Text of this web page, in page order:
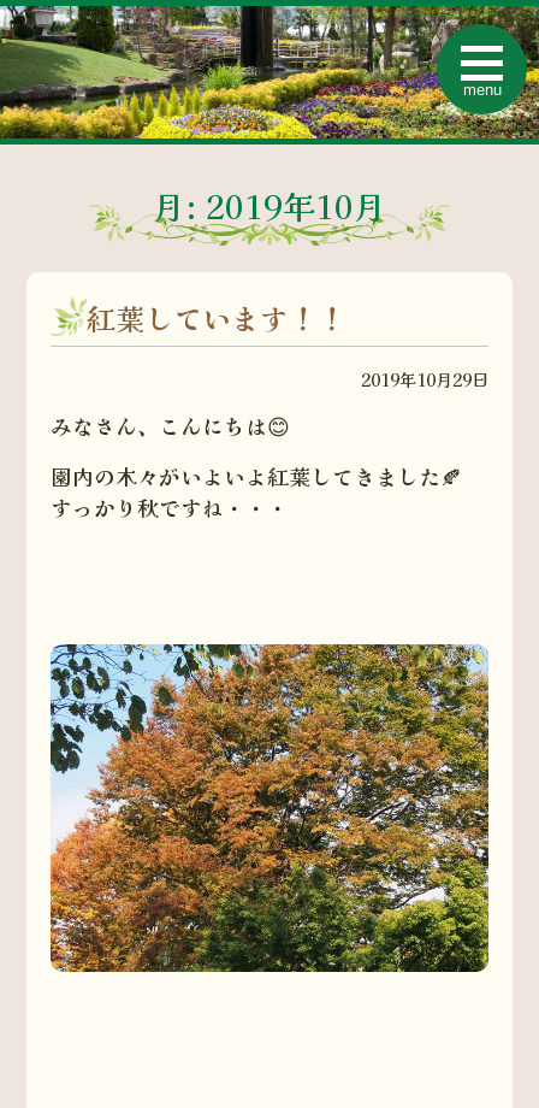
t
o
g
g
l
e
menu
月: 2019年10月
紅葉しています！！
2019年10月29日
みなさん、こんにちは😊
園内の木々がいよいよ紅葉してきました🍂
すっかり秋ですね・・・